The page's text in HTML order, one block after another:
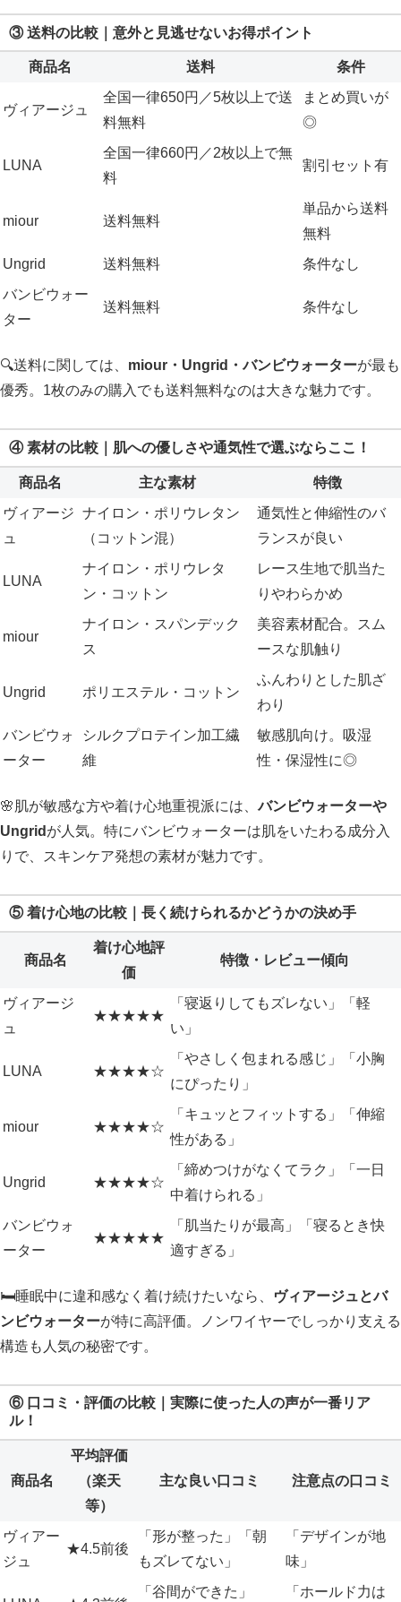
③ 送料の比較｜意外と見逃せないお得ポイント
商品名 送料 条件
ヴィアージュ
全国一律650円／5枚以上で送
料無料
まとめ買いが
◎
LUNA
全国一律660円／2枚以上で無
料
割引セット有
miour 送料無料
単品から送料
無料
Ungrid
送料無料
条件なし
バンビウォー
ター
送料無料 条件なし
🔍送料に関しては、 miour・Ungrid・バンビウォーターが最も
優秀。1枚のみの購入でも送料無料なのは大きな魅力です。
④ 素材の比較｜肌への優しさや通気性で選ぶならここ！
商品名 主な素材
特徴
ヴィアージ
ュ
ナイロン・ポリウレタン
（コットン混）
通気性と伸縮性のバ
ランスが良い
LUNA
ナイロン・ポリウレタ
ン・コットン
レース生地で肌当た
りやわらかめ
miour
ナイロン・スパンデック
ス
美容素材配合。スム
ースな肌触り
Ungrid ポリエステル・コットン
ふんわりとした肌ざ
わり
バンビウォ
ーター
シルクプロテイン加工繊
維
敏感肌向け。吸湿
性・保湿性に◎
🌸肌が敏感な方や着け心地重視派には、バンビウォーターや
Ungrid が人気。特にバンビウォーターは肌をいたわる成分入
りで、スキンケア発想の素材が魅力です。
⑤ 着け心地の比較｜長く続けられるかどうかの決め手
商品名
着け心地評
価
特徴・レビュー傾向
ヴィアージ
ュ
★★★★★
「寝返りしてもズレない」「軽
い」
LUNA ★★★★☆
「やさしく包まれる感じ」「小胸
にぴったり」
miour ★★★★☆
「キュッとフィットする」「伸縮
性がある」
Ungrid ★★★★☆
「締めつけがなくてラク」「一日
中着けられる」
バンビウォ
ーター
★★★★★
「肌当たりが最高」「寝るとき快
適すぎる」
🛏️睡眠中に違和感なく着け続けたいなら、
ヴィアージュとバ
ンビウォーターが特に高評価。ノンワイヤーでしっかり支える
構造も人気の秘密です。
⑥ 口コミ・評価の比較｜実際に使った人の声が一番リア
ル！
商品名
平均評価
（楽天
等）
主な良い口コミ 注意点の口コミ
ヴィアー
ジュ
★4.5前後
「形が整った」「朝
もズレてない」
「デザインが地
味」
「谷間ができた」 「ホールド力は